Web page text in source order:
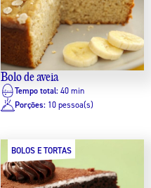
Bolo de aveia
Tempo total: 40 min
Porções: 10 pessoa(s)
BOLOS E TORTAS